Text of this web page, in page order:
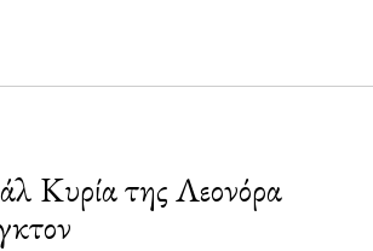
/
5 Κυρία της Λεονόρα